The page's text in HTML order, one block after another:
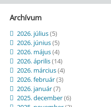
Archívum
2026. július(5)
2026. június(5)
2026. május(4)
2026. április(14)
2026. március(4)
2026. február(3)
2026. január(7)
2025. december(6)